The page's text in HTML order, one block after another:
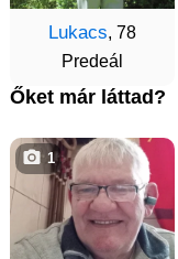
Lukacs, 78
Predeál
Őket már láttad?
1